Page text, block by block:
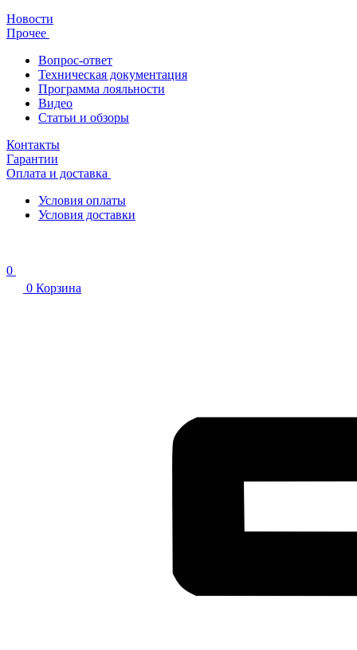
Новости
Прочее
Вопрос-ответ
Техническая документация
Программа лояльности
Видео
Статьи и обзоры
Контакты
Гарантии
Оплата и доставка
Условия оплаты
Условия доставки
0
0 Корзина